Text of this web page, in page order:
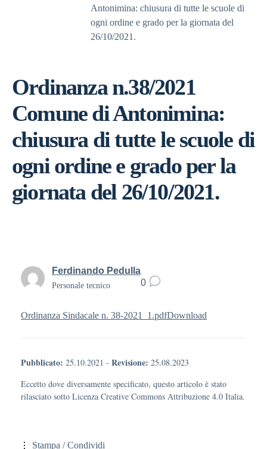
Antonimina: chiusura di tutte le scuole di
ogni ordine e grado per la giornata del
26/10/2021.
Ordinanza n.38/2021
Comune di Antonimina:
chiusura di tutte le scuole di
ogni ordine e grado per la
giornata del 26/10/2021.
Ferdinando Pedulla
Personale tecnico 0
Ordinanza Sindacale n. 38-2021_1.pdfDownload
Pubblicato: 25.10.2021 - Revisione: 25.08.2023
Eccetto dove diversamente specificato, questo articolo è stato
rilasciato sotto Licenza Creative Commons Attribuzione 4.0 Italia.
Stampa / Condividi